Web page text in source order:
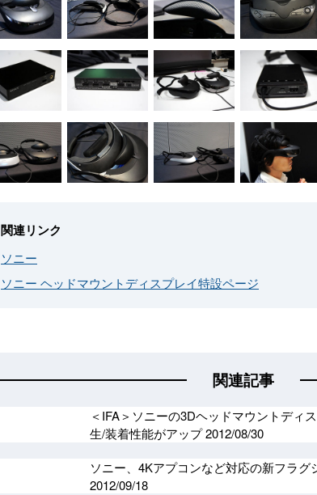
関連リンク
ソニー
ソニー ヘッドマウントディスプレイ特設ページ
関連記事
＜IFA＞ソニーの3Dヘッドマウントディ
生/装着性能がアップ2012/08/30
ソニー、4Kアプコンなど対応の新フラグ
2012/09/18